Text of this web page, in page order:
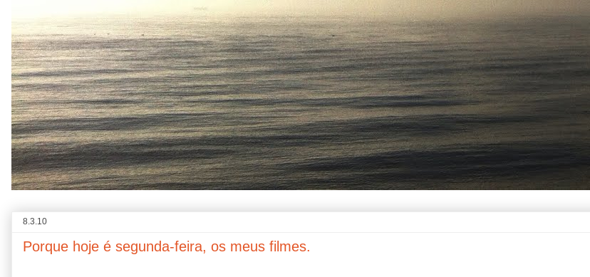
8.3.10
Porque hoje é segunda-feira, os meus filmes.